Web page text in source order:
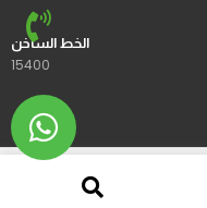
الخط الساخن
15400